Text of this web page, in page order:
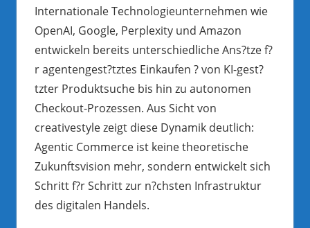
Internationale Technologieunternehmen wie
OpenAI, Google, Perplexity und Amazon
entwickeln bereits unterschiedliche Ans?tze f?
r agentengest?tztes Einkaufen ? von KI-gest?
tzter Produktsuche bis hin zu autonomen
Checkout-Prozessen. Aus Sicht von
creativestyle zeigt diese Dynamik deutlich:
Agentic Commerce ist keine theoretische
Zukunftsvision mehr, sondern entwickelt sich
Schritt f?r Schritt zur n?chsten Infrastruktur
des digitalen Handels.